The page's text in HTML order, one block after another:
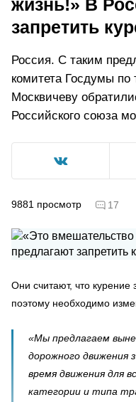
жизнь!» В
запретить
Россия. С таким
комитета Госдумы по
Москвичеву
Российского союза
9881 просмотр 17
Они считают, что курение
поэтому необходимо
«Мы предлагаем
дорожного движения
время движения для
категории и типа